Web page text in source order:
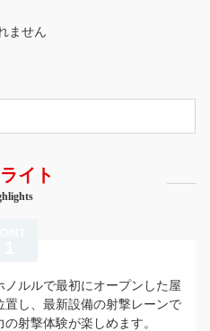
ません
イト
ルルで最初にオープンした屋
し、最新設備の射撃レーンで
射撃体験が楽しめます。